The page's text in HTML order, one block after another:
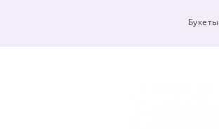
Букеты